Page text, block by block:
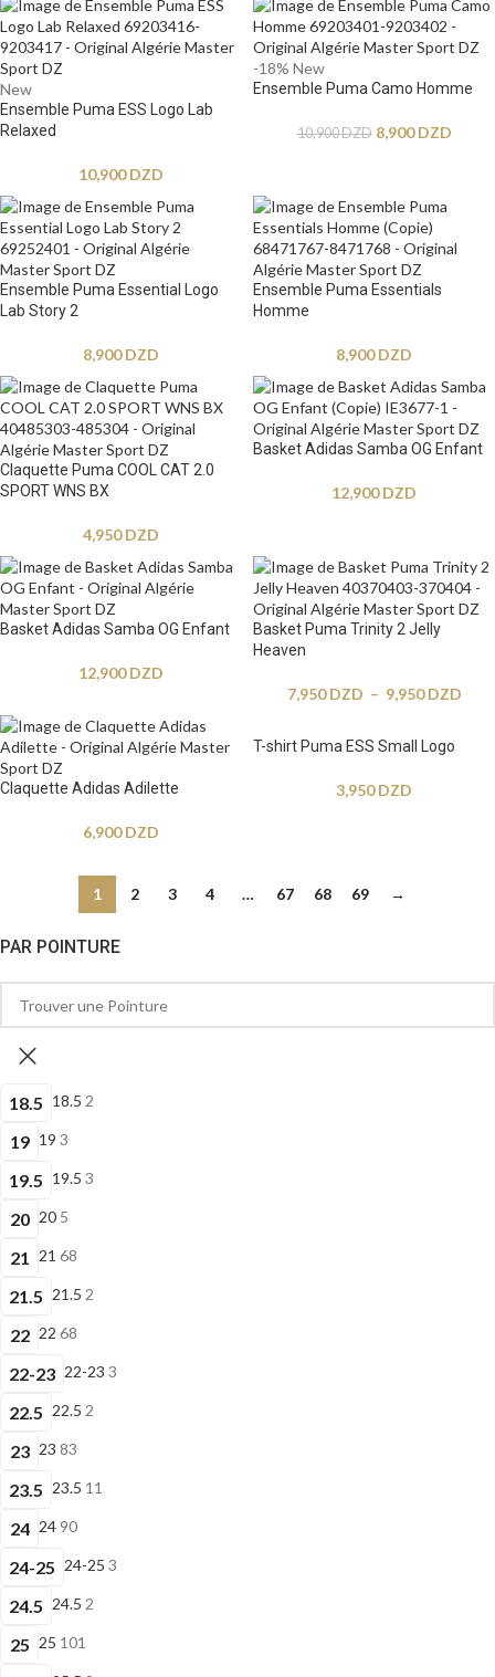
PAR POINTURE
18.5 18.5 2
19 19 3
19.5 19.5 3
20 20 5
21 21 68
21.5 21.5 2
22 22 68
22-23 22-23 3
22.5 22.5 2
23 23 83
23.5 23.5 11
24 24 90
24-25 24-25 3
24.5 24.5 2
25 25 101
New
Ensemble Puma ESS Logo Lab
Relaxed
10,900DZD
-18% New
Ensemble Puma Camo Homme
10,900DZD 8,900DZD
Ensemble Puma Essential Logo
Lab Story 2
8,900DZD
Ensemble Puma Essentials
Homme
8,900DZD
Claquette Puma COOL CAT 2.0
SPORT WNS BX
4,950DZD
Basket Adidas Samba OG Enfant
12,900DZD
Basket Adidas Samba OG Enfant
12,900DZD
Basket Puma Trinity 2 Jelly
Heaven
7,950DZD – 9,950DZD
Claquette Adidas Adilette
6,900DZD
T-shirt Puma ESS Small Logo
3,950DZD
1 2 3 4 … 67 68 69 →